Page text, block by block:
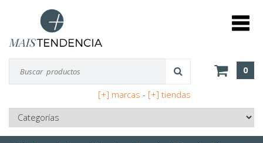
0
[+] marcas - [+] tiendas